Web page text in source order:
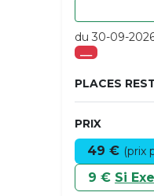
du 30-09-
___
PLACES
PRIX
49 € (prix
9 € Si